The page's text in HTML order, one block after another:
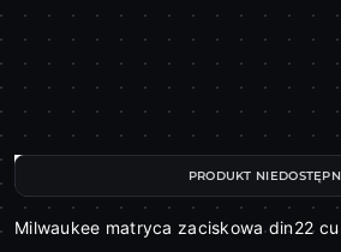
Milwaukee matryca zaciskowa din22
PRODUKT